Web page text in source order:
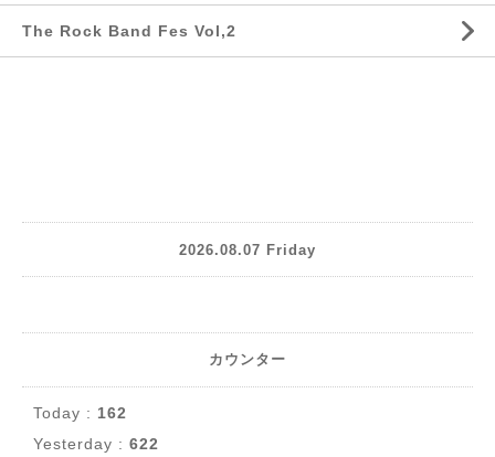
The Rock Band Fes Vol,2
2026.08.07 Friday
カウンター
Today : 162
Yesterday : 622